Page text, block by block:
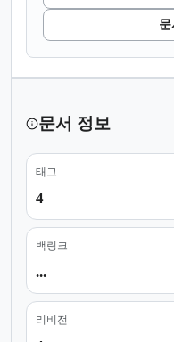
문
문서 정보
태그
4
백링크
...
리비전